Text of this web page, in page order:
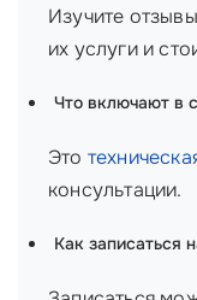
Изучите
их услуги и
Что включают в
Это
консультации.
Как записаться